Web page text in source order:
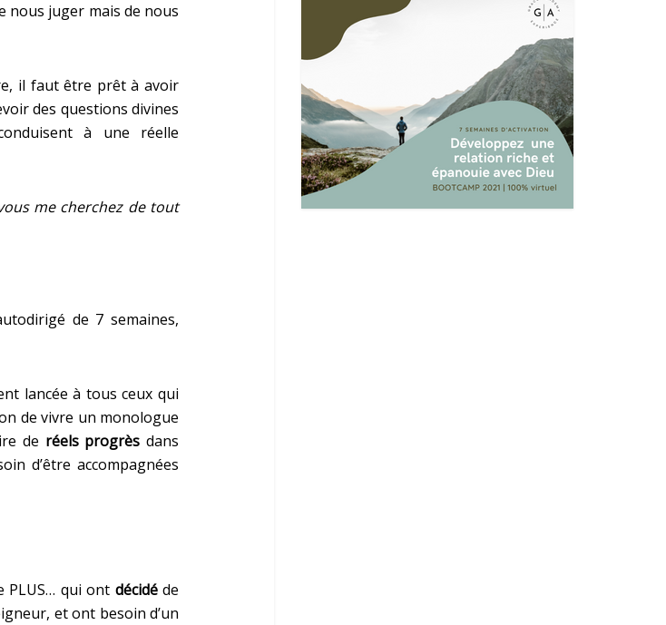
nous juger mais de nous
il faut être prêt à avoir
des questions divines
à une réelle
me cherchez de tout
de 7 semaines,
lancée à tous ceux qui
de vivre un monologue
de réels progrès dans
d’être accompagnées
PLUS… qui ont décidéde
et ont besoin d’un